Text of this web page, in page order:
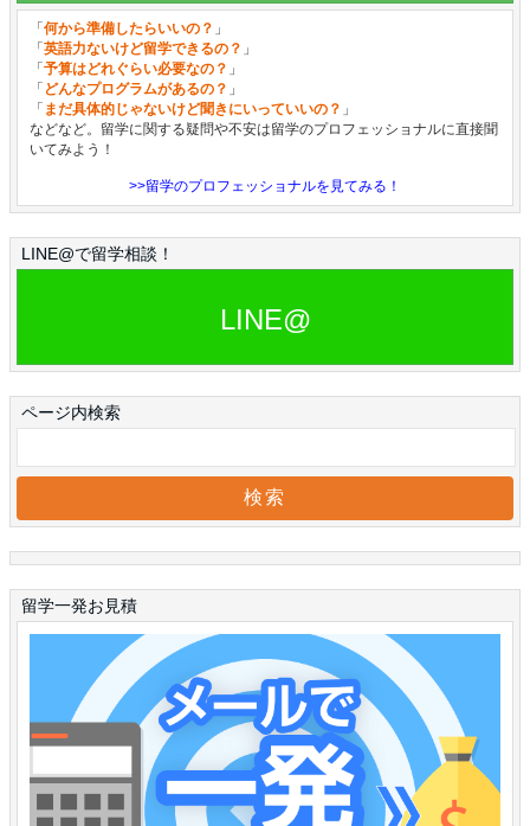
「 何から準備したらいいの？ 」
「 英語力ないけど留学できるの？ 」
「 予算はどれぐらい必要なの？ 」
「 どんなプログラムがあるの？ 」
「 まだ具体的じゃないけど聞きにいっていいの？ 」
などなど。留学に関する疑問や不安は留学のプロフェッショナルに直接聞
いてみよう！
>>留学のプロフェッショナルを見てみる！
LINE@で留学相談！
LINE@
ページ内検索
留学一発お見積